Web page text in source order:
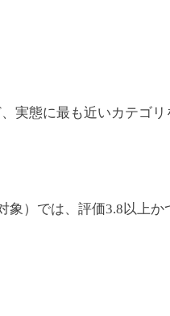
実態に最も近いカテゴリ
）では、評価3.8以上